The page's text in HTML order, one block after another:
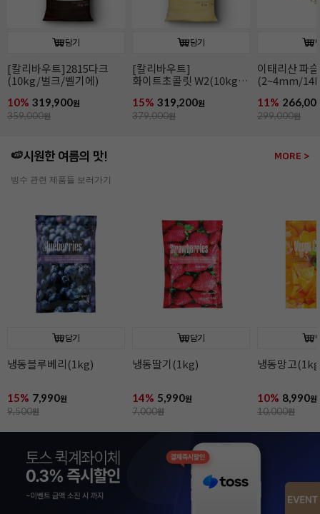
담기
[칼리바우트]2815다크
(10kg/벌크/벨기에)
10% 319,900원
359,000원
담기
[칼리바우트]
화이트초콜릿 W2(10kg/
15% 319,200원
379,000원
이태리산 파
(2~4mm/
파슬리후레
11%
299,000원
🍉시원한 여름의 맛! MORE >
빙수 관련 제품들 보러가기
담기
냉동블루베리(1kg)
15% 7,990원
9,500원
담기
냉동딸기(1kg)
14% 5,990원
7,000원
냉동망고
10% 8,990원
10,000원